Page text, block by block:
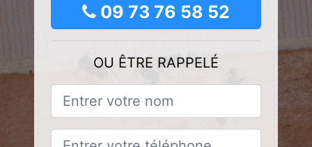
09 73 76 58 52
OU ÊTRE RAPPELÉ